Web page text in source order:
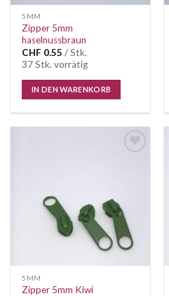
5MM
Zipper 5mm
haselnussbraun
CHF 0.55 / Stk.
37 Stk. vorrätig
IN DEN WARENKORB
5MM
Zipper 5mm Kiwi